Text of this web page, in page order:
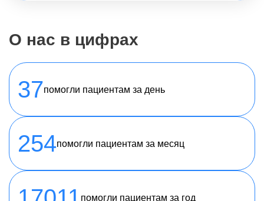
О нас в цифрах
37помогли пациентам за день
254помогли пациентам за месяц
помогли пациентам за год